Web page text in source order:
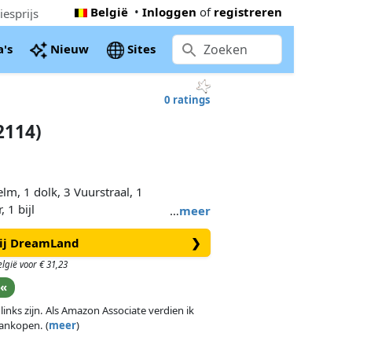
België • Inloggen of registreren
Nieuw Sites
0 ratings
…meer
1 dolk, 3 Vuurstraal, 1
1 bijl
DreamLand ❯
voor € 31,23
zijn. Als Amazon Associate verdien ik
(meer)